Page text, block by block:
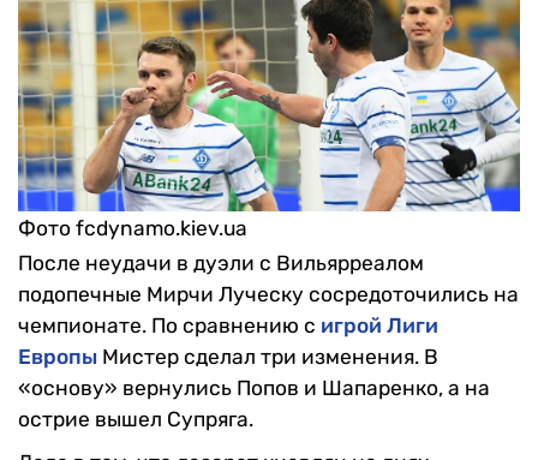
Фото fcdynamo.kiev.ua
После неудачи в дуэли с Вильярреалом
подопечные Мирчи Луческу сосредоточились на
чемпионате. По сравнению с игрой Лиги
Европы Мистер сделал три изменения. В
«основу» вернулись Попов и Шапаренко, а на
острие вышел Супряга.